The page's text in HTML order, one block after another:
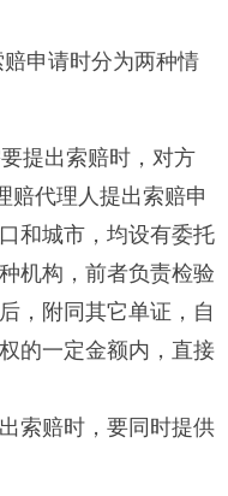
申请时分为两种情
提出索赔时，对方
赔代理人提出索赔申
和城市，均设有委托
机构，前者负责检验
，附同其它单证，自
的一定金额内，直接
索赔时，要同时提供